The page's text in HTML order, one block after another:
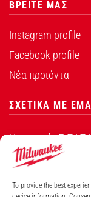
To provide the best
ΒΡΕΙΤΕ ΜΑΣ
Instagram profile
Facebook profile
Νέα προιόντα
ΣΧΕΤΙΚΑ ΜΕ
Η εταιρεία
Industries Co. Ltd
λογότυπο